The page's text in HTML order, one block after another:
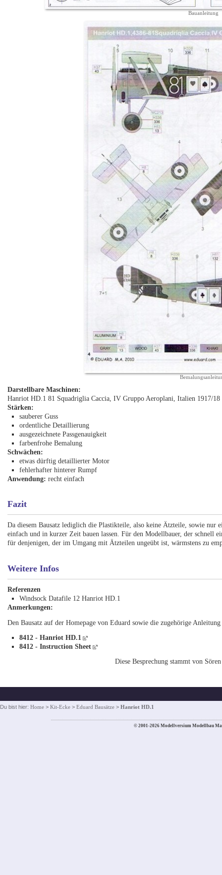
Bauanleitung
Darstellbare Maschinen:
Hanriot HD.1 81 Squadriglia Caccia, IV Gruppo Aeroplani, Italien 1917/18
Stärken:
sauberer Guss
ordentliche Detaillierung
ausgezeichnete Passgenauigkeit
farbenfrohe Bemalung
Schwächen:
etwas dürftig detaillierter Motor
fehlerhafter hinterer Rumpf
Anwendung:recht einfach
Fazit
Da diesem Bausatz lediglich die Plastikteile, also keine Ätzteile, sowie
einfach und in kurzer Zeit bauen lassen. Für den Modellbauer, der schnell
für denjenigen, der im Umgang mit Ätzteilen ungeübt ist, wärmstens zu
Weitere Infos
Referenzen
Windsock Datafile 12 Hanriot HD.1
Anmerkungen:
Den Bausatz auf der Homepage von Eduard sowie die zugehörige
8412 - Hanriot HD.1
8412 - Instruction Sheet
Diese Besprechung stammt von
Du bist hier: Home > Kit-Ecke > Eduard Bausätze > Hanriot HD.1
© 2001-2026 Modellversium Modellbau